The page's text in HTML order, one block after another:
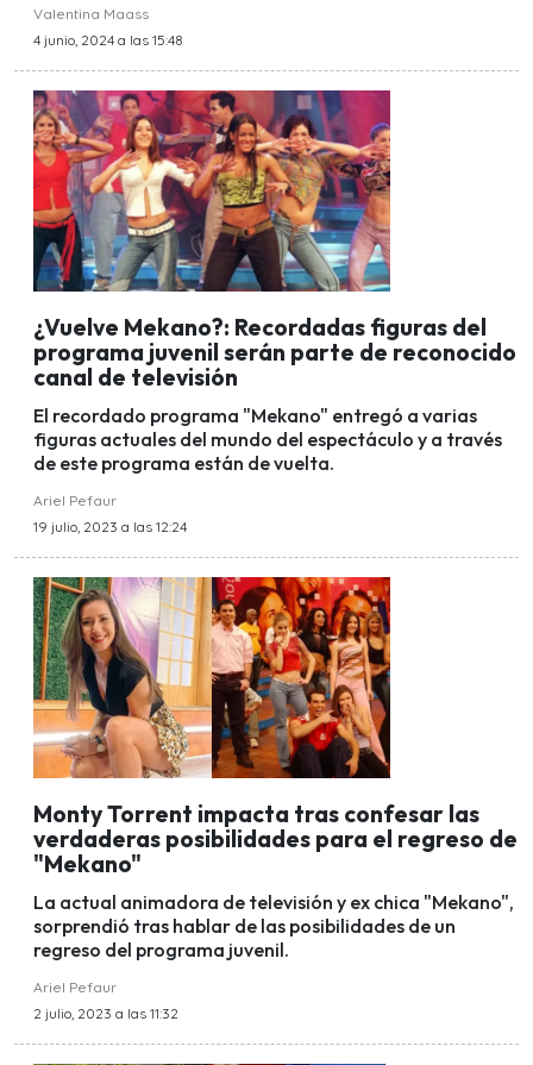
Valentina Maass
4 junio, 2024 a las 15:48
¿Vuelve Mekano?: Recordadas figuras del
programa juvenil serán parte de reconocido
canal de televisión
El recordado programa "Mekano" entregó a varias
figuras actuales del mundo del espectáculo y a través
de este programa están de vuelta.
Ariel Pefaur
19 julio, 2023 a las 12:24
Monty Torrent impacta tras confesar las
verdaderas posibilidades para el regreso de
"Mekano"
La actual animadora de televisión y ex chica "Mekano",
sorprendió tras hablar de las posibilidades de un
regreso del programa juvenil.
Ariel Pefaur
2 julio, 2023 a las 11:32